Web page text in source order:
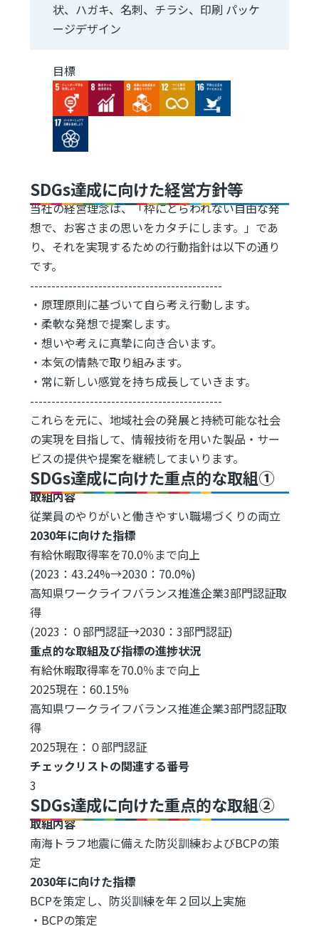
状、ハガキ、名刺、チラシ、印刷 パッケ
ージデザイン
目標
Image Image Image Image Image
Image
SDGs達成に向けた経営方針等
当社の経営理念は、「枠にとらわれない自由な発
想で、お客さまの思いをカタチにします。」であ
り、それを実現するための行動指針は以下の通り
です。
---------------------------------------------
・原理原則に基づいて自ら考え行動します。
・柔軟な発想で提案します。
・想いや考えに真摯に向き合います。
・本気の情熱で取り組みます。
・常に新しい感覚を持ち成長していきます。
---------------------------------------------
これらを元に、地域社会の発展と持続可能な社会
の実現を目指して、情報技術を用いた製品・サー
ビスの提供や提案を継続してまいります。
SDGs達成に向けた重点的な取組①
取組内容
従業員のやりがいと働きやすい職場づくりの両立
2030年に向けた指標
有給休暇取得率を70.0％まで向上
(2023：43.24%→2030：70.0%)
高知県ワークライフバランス推進企業3部門認証取
得
(2023：０部門認証→2030：3部門認証)
重点的な取組及び指標の進捗状況
有給休暇取得率を70.0％まで向上
2025現在：60.15%
高知県ワークライフバランス推進企業3部門認証取
得
2025現在：０部門認証
チェックリストの関連する番号
3
SDGs達成に向けた重点的な取組②
取組内容
南海トラフ地震に備えた防災訓練およびBCPの策
定
2030年に向けた指標
BCPを策定し、防災訓練を年２回以上実施
・BCPの策定